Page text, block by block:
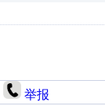
举报